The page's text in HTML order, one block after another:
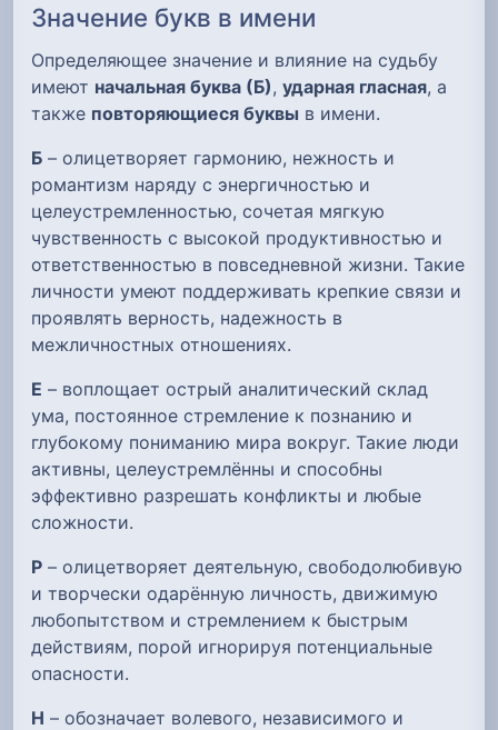
Значение букв в имени
Определяющее значение и влияние на судьбу
имеют начальная буква (Б), ударная гласная, а
также повторяющиеся буквы в имени.
Б – олицетворяет гармонию, нежность и
романтизм наряду с энергичностью и
целеустремленностью, сочетая мягкую
чувственность с высокой продуктивностью и
ответственностью в повседневной жизни. Такие
личности умеют поддерживать крепкие связи и
проявлять верность, надежность в
межличностных отношениях.
Е – воплощает острый аналитический склад
ума, постоянное стремление к познанию и
глубокому пониманию мира вокруг. Такие люди
активны, целеустремлённы и способны
эффективно разрешать конфликты и любые
сложности.
Р – олицетворяет деятельную, свободолюбивую
и творчески одарённую личность, движимую
любопытством и стремлением к быстрым
действиям, порой игнорируя потенциальные
опасности.
Н – обозначает волевого, независимого и